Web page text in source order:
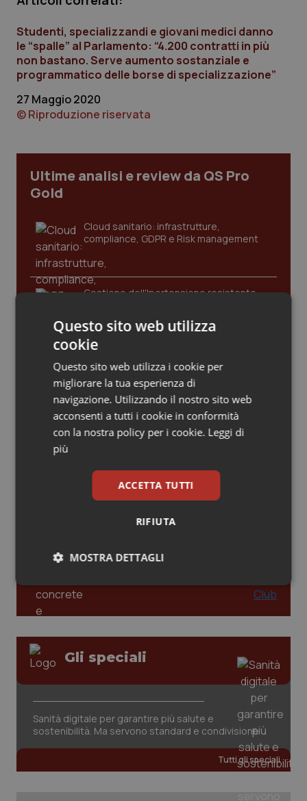
Calabria
Campania
Emilia-Romagna
Friuli Venezia Giulia
Lazio
Liguria
Lombardia
Marche
Molise
Piemonte
Provincia Autonoma di Bolzano
Provincia Autonoma di Trento
Puglia
Sardegna
Valle D’Aosta
Veneto
Asma & BPCO
Car-T
Colesterolo & coronaropatie
Dermatite Atopica
Diabete & glucometri
Disturbi dell’umore
Dolore
Donna & Salute
Epatiti
HIV
Infezioni & Febbre
Ipertensione & Scompenso
Malattie rare
Malattia di Crohn & Rettocolite Ulcerosa
Oncodermatologia
Oncoematologia
Oncologia & Nutrizione
Psoriasi & pelle
Studenti, specializzandi e giovani medici danno
le “spalle” al Parlamento: “4.200 contratti in più
non bastano. Serve aumento sostanziale e
programmatico delle borse di specializzazione”
27 Maggio 2020
© Riproduzione riservata
Ultime analisi e review da QS Pro
Gold
Cloud sanitario: infrastrutture,
compliance, GDPR e Risk management
Gestione dell'Ipertensione resistente:
Leadership Infermieristica 2026: nuovi
modelli di responsabilità e autonomia
Leadership Medica 2026: guidare team
clinici ad alte prestazioni
AI e telemedicina nello studio
odontoiatrico: applicazioni concrete e
uso protetto
Gli speciali
Sanità digitale per garantire più salute e
sostenibilità. Ma servono standard e condivisione
Tutti gli speciali
Questo sito web utilizza
cookie
Questo sito web utilizza i cookie per
migliorare la tua esperienza di
navigazione. Utilizzando il nostro sito web
acconsenti a tutti i cookie in conformità
con la nostra policy per i cookie. Leggi di
più
ACCETTA TUTTI
RIFIUTA
MOSTRA DETTAGLI
Necessari Statistici Marketing
Necessari Statistici Marketing
sito web abilitandone funzionalità di base quali la
navigazione sulle pagine e l'accesso alle aree
funzionare correttamente senza questi cookie.
Nome
Fornitore/Dominio